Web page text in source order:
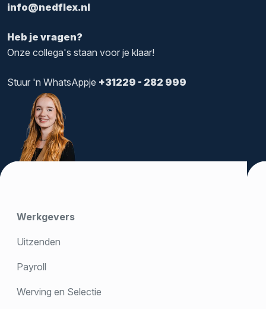
Heb je vragen?
Onze collega's staan voor je klaar!
info@nedflex.nl
Stuur 'n WhatsAppje +31229 - 282 999
Werkgevers
Uitzenden
Payroll
Werving en Selectie